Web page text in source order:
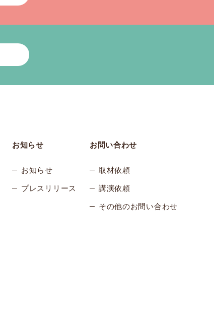
お知らせ
お知らせ
プレスリリース
お問い合わせ
取材依頼
講演依頼
その他のお問い合わせ